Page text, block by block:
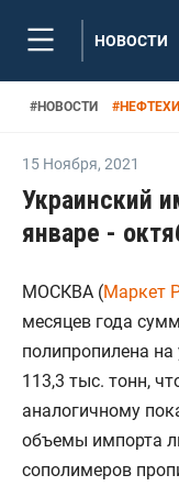
НОВОСТИ
#НОВОСТИ #
15 Ноября, 2021
Украинский
январе -
МОСКВА (Маркет
месяцев года
полипропилена
113,3 тыс. тонн,
аналогичному
объемы импорта
сополимеров